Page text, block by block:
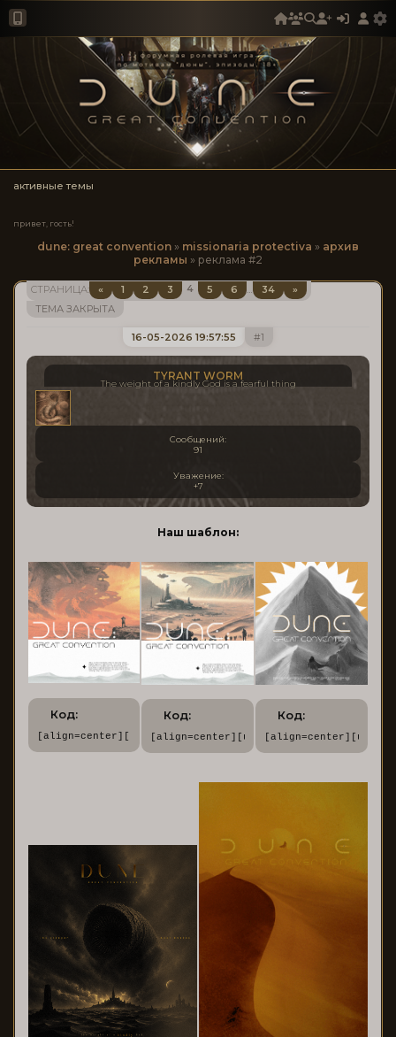
активные темы
привет, гость!
dune: great convention » missionaria protectiva » архив
рекламы » реклама #2
СТРАНИЦА: « 1 2 3 4 5 6 … 34
»
ТЕМА ЗАКРЫТА
1
16-05-2026 19:57:55
TYRANT WORM
The weight of a kindly God is a fearful thing
Сообщений:
91
Уважение:
+7
Наш шаблон:
Код:
[align=center][url=https://dune.rusff.me/][img]https://
Код:
[align=center][url=https://
Код: